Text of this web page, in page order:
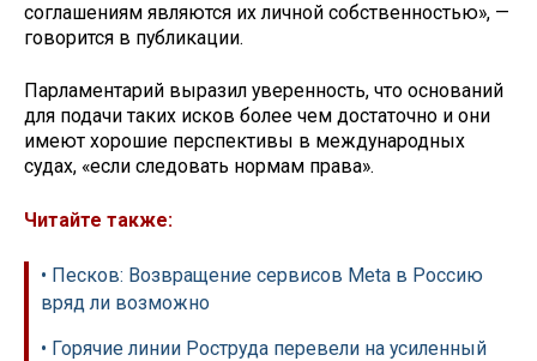
соглашениям являются их личной собственностью», —
говорится в публикации.
Парламентарий выразил уверенность, что оснований
для подачи таких исков более чем достаточно и они
имеют хорошие перспективы в международных
судах, «если следовать нормам права».
Читайте также:
• Песков: Возвращение сервисов Meta в Россию
вряд ли возможно
• Горячие линии Роструда перевели на усиленный